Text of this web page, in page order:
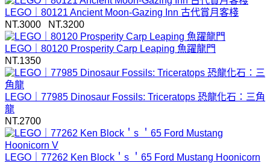
LEGO｜80121 Ancient Moon-Gazing Inn 古代賞月客棧
NT.3000 NT.3200
LEGO｜80120 Prosperity Carp Leaping 魚躍龍門
NT.1350
LEGO｜77985 Dinosaur Fossils: Triceratops 恐龍化石：三角
龍
NT.2700
LEGO｜77262 Ken Block＇s ＇65 Ford Mustang Hoonicorn